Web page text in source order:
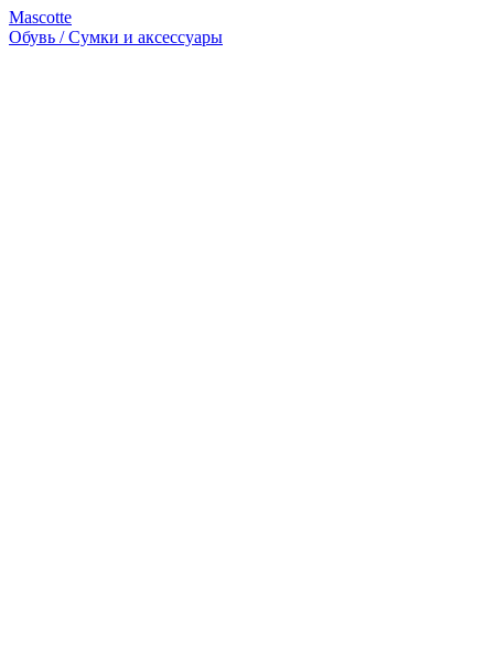
Mascotte
Обувь / Сумки и аксессуары